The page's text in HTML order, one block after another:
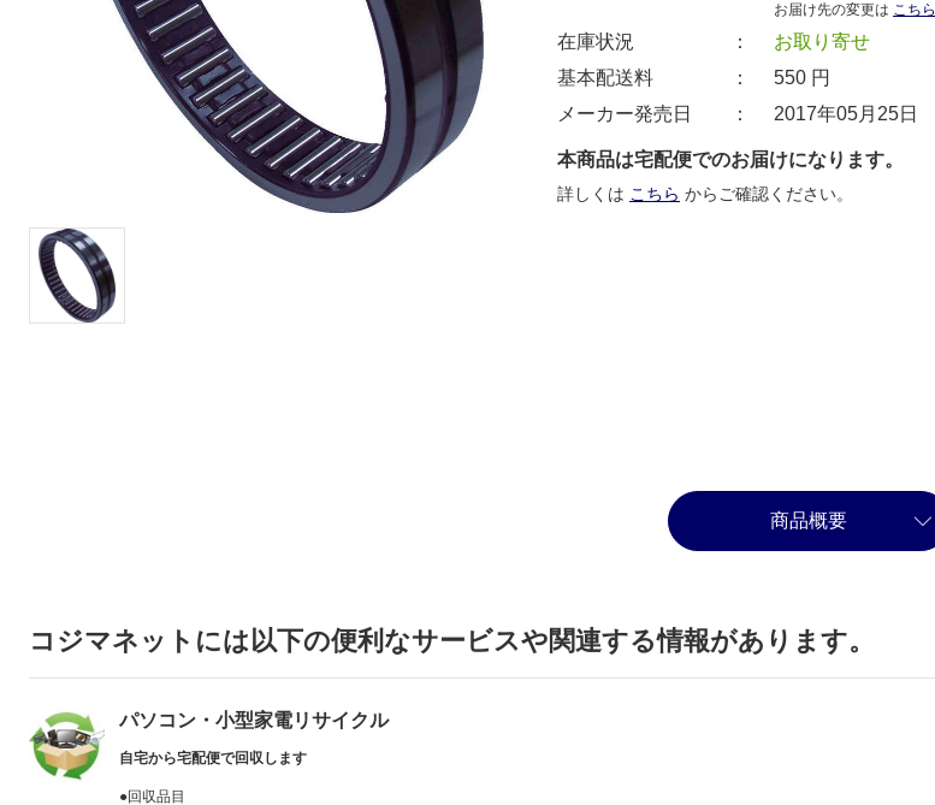
お届け先の変更は こちら
在庫状況 ：
お取り寄せ
基本配送料 ：
550 円
メーカー発売日 ：
2017年05月25日
本商品は宅配便でのお届けになります。
詳しくは こちら からご確認ください。
商品概要
コジマネットには以下の便利なサービスや関連する情報があります。
パソコン・小型家電リサイクル
自宅から宅配便で回収します
●回収品目